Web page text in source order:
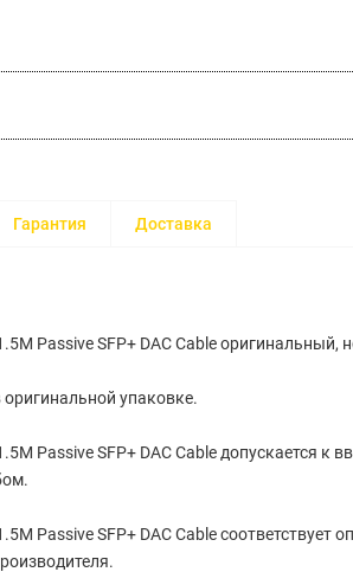
Гарантия Доставка
Passive SFP+ DAC Cable оригинальный,
оригинальной упаковке.
Passive SFP+ DAC Cable допускается к
Passive SFP+ DAC Cable cоответствует